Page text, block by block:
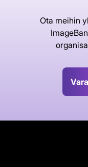
Ota meihin